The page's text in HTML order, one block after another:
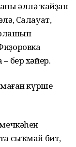
әллә ҡайҙан
Салауат,
бер хәйер.
күрше
сыҡмай бит,